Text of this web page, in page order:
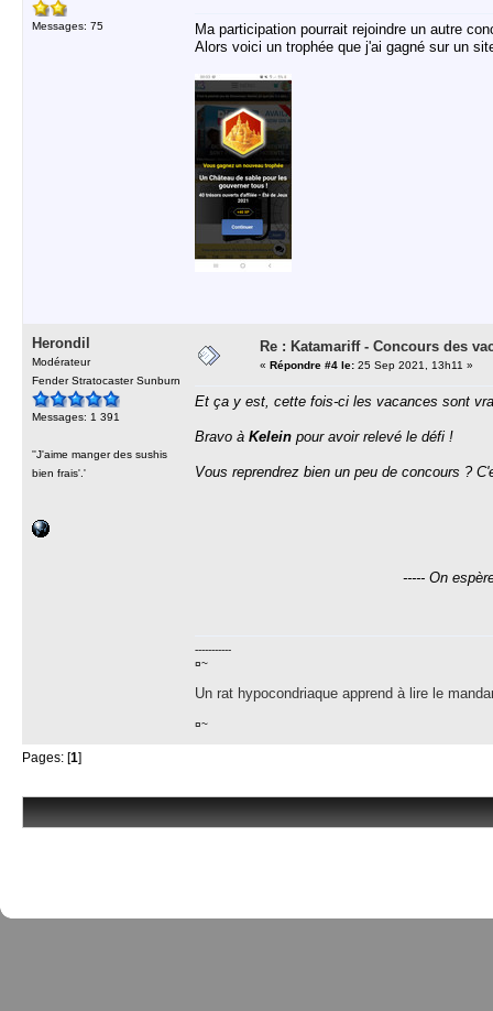
Messages: 75
Ma participation pourrait rejoindre un autre
Alors voici un trophée que j'ai gagné sur un
Herondil
Modérateur
Fender Stratocaster Sunburn
Messages: 1 391
''J'aime manger des sushis
bien frais'.'
Re : Katamariff - Concours des
« Répondre #4 le: 25 Sep 2021, 13h11 »
Et ça y est, cette fois-ci les vacances sont
Bravo à Kelein pour avoir relevé le défi !
Vous reprendrez bien un peu de concours ?
----- On
-----------
¤~
Un rat hypocondriaque apprend à lire le
¤~
Pages: [1]